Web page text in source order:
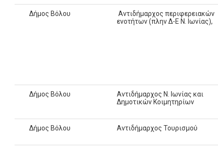
Δήμος Βόλου
Αντιδήμαρχος περιφερειακών
ενοτήτων (πλην Δ-Ε Ν. Ιωνίας),
Δήμος Βόλου
Αντιδήμαρχος Ν. Ιωνίας και
Δημοτικών Κοιμητηρίων
Δήμος Βόλου Αντιδήμαρχος Τουρισμού